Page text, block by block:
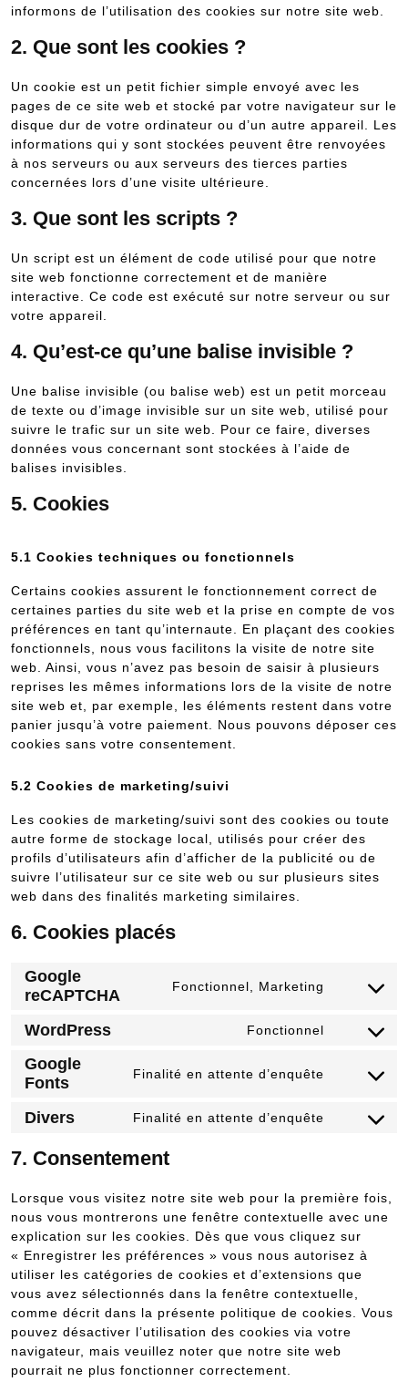
informons de l’utilisation des cookies sur notre site web.
2. Que sont les cookies ?
Un cookie est un petit fichier simple envoyé avec les
pages de ce site web et stocké par votre navigateur sur le
disque dur de votre ordinateur ou d’un autre appareil. Les
informations qui y sont stockées peuvent être renvoyées
à nos serveurs ou aux serveurs des tierces parties
concernées lors d’une visite ultérieure.
3. Que sont les scripts ?
Un script est un élément de code utilisé pour que notre
site web fonctionne correctement et de manière
interactive. Ce code est exécuté sur notre serveur ou sur
votre appareil.
4. Qu’est-ce qu’une balise invisible ?
Une balise invisible (ou balise web) est un petit morceau
de texte ou d’image invisible sur un site web, utilisé pour
suivre le trafic sur un site web. Pour ce faire, diverses
données vous concernant sont stockées à l’aide de
balises invisibles.
5. Cookies
5.1 Cookies techniques ou fonctionnels
Certains cookies assurent le fonctionnement correct de
certaines parties du site web et la prise en compte de vos
préférences en tant qu’internaute. En plaçant des cookies
fonctionnels, nous vous facilitons la visite de notre site
web. Ainsi, vous n’avez pas besoin de saisir à plusieurs
reprises les mêmes informations lors de la visite de notre
site web et, par exemple, les éléments restent dans votre
panier jusqu’à votre paiement. Nous pouvons déposer ces
cookies sans votre consentement.
5.2 Cookies de marketing/suivi
Les cookies de marketing/suivi sont des cookies ou toute
autre forme de stockage local, utilisés pour créer des
profils d’utilisateurs afin d’afficher de la publicité ou de
suivre l’utilisateur sur ce site web ou sur plusieurs sites
web dans des finalités marketing similaires.
6. Cookies placés
Google
reCAPTCHA
Fonctionnel, Marketing
Consent
service
recaptcha
WordPress Fonctionnel
Consent
service
Google
Fonts
Finalité en attente d’enquête
Consent
service
Divers Finalité en attente d’enquête
Consent
7. Consentement
Lorsque vous visitez notre site web pour la première fois,
nous vous montrerons une fenêtre contextuelle avec une
explication sur les cookies. Dès que vous cliquez sur
« Enregistrer les préférences » vous nous autorisez à
utiliser les catégories de cookies et d’extensions que
vous avez sélectionnés dans la fenêtre contextuelle,
comme décrit dans la présente politique de cookies. Vous
pouvez désactiver l’utilisation des cookies via votre
navigateur, mais veuillez noter que notre site web
pourrait ne plus fonctionner correctement.